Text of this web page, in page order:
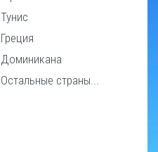
Тунис
Греция
Доминикана
Остальные страны...